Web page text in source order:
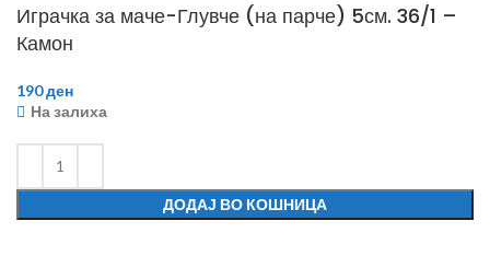
Играчка за маче-Глувче (на парче) 5см. 36/1 –
Камон
190ден
На залиха
ДОДАЈ ВО КОШНИЦА